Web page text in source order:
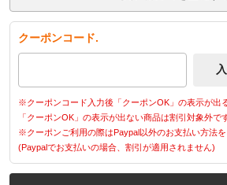
クーポンコード.
※クーポンコード入力後「クーポンOK」の表示が出
「クーポンOK」の表示が出ない商品は割引対象外で
※クーポンご利用の際はPaypal以外のお支払い方法を
(Paypalでお支払いの場合、割引が適用されません)